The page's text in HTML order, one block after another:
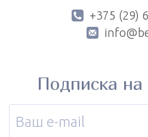
+375 (29)
Подписка на